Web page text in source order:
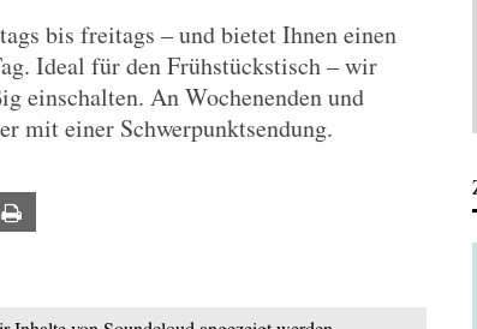
bis freitags – und bietet Ihnen einen
Ideal für den Frühstückstisch – wir
einschalten. An Wochenenden und
mit einer Schwerpunktsendung.